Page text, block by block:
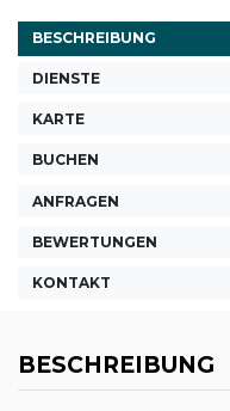
BESCHREIBUNG
DIENSTE
KARTE
BUCHEN
ANFRAGEN
BEWERTUNGEN
KONTAKT
BESCHREIBUNG